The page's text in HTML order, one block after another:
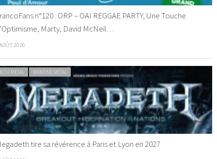
n°120 : ORP – OAI REGGAE PARTY, Une Touche
Marty, David McNeil…
2026
METAL WEBZINE METAL
tire sa révérence à Paris et Lyon en 2027